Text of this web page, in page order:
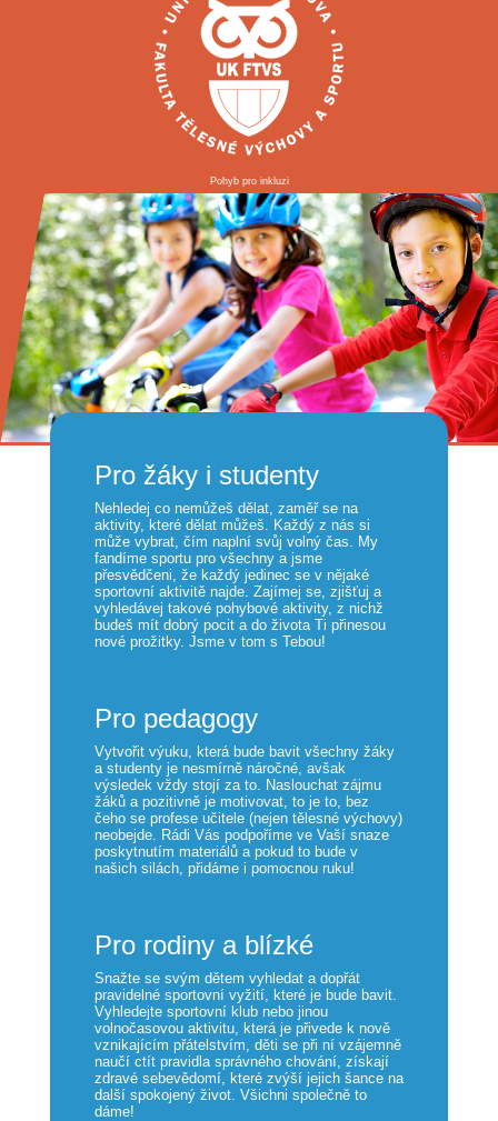
Pohyb pro inkluzi
Pro žáky i studenty
Nehledej co nemůžeš dělat, zaměř se na
aktivity, které dělat můžeš. Každý z nás si
může vybrat, čím naplní svůj volný čas. My
fandíme sportu pro všechny a jsme
přesvědčeni, že každý jedinec se v nějaké
sportovní aktivitě najde. Zajímej se, zjišťuj a
vyhledávej takové pohybové aktivity, z nichž
budeš mít dobrý pocit a do života Ti přinesou
nové prožitky. Jsme v tom s Tebou!
Pro pedagogy
Vytvořit výuku, která bude bavit všechny žáky
a studenty je nesmírně náročné, avšak
výsledek vždy stojí za to. Naslouchat zájmu
žáků a pozitivně je motivovat, to je to, bez
čeho se profese učitele (nejen tělesné výchovy)
neobejde. Rádi Vás podpoříme ve Vaší snaze
poskytnutím materiálů a pokud to bude v
našich silách, přidáme i pomocnou ruku!
Pro rodiny a blízké
Snažte se svým dětem vyhledat a dopřát
pravidelné sportovní vyžití, které je bude bavit.
Vyhledejte sportovní klub nebo jinou
volnočasovou aktivitu, která je přivede k nově
vznikajícím přátelstvím, děti se při ní vzájemně
naučí ctít pravidla správného chování, získají
zdravé sebevědomí, které zvýší jejich šance na
další spokojený život. Všichni společně to
dáme!